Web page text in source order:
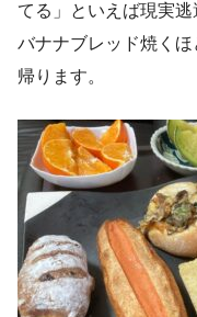
てる」といえば現実逃
バナナブレッド焼く
帰ります。